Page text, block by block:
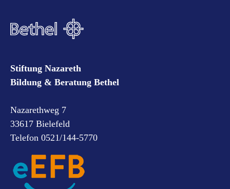
Stiftung Nazareth
Bildung & Beratung Bethel
Nazarethweg 7
33617 Bielefeld
Telefon 0521/144-5770